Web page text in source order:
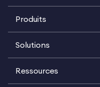
Produits
Solutions
Ressources